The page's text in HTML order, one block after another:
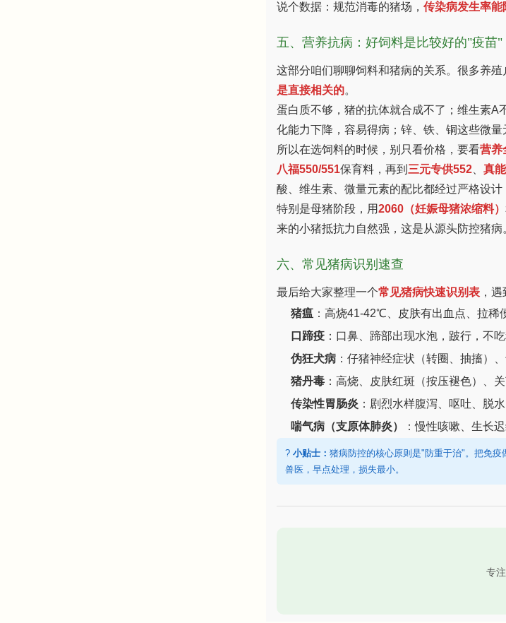
说个数据：规范消毒的猪场， 传染病发生率能
五、营养抗病：好饲料是比较好的"疫苗"
这部分咱们聊聊饲料和猪病的关系。很多养
是直接相关的。
蛋白质不够，猪的抗体就合成不了；维生素
化能力下降，容易得病；锌、铁、铜这些微
所以在选饲料的时候，别只看价格，要看营养
八福550/551保育料，再到 三元专供552 真
酸、维生素、微量元素的配比都经过严格设
特别是母猪阶段，用2060（妊娠母猪浓缩料）
来的小猪抵抗力自然强，这是从源头防控猪病
六、常见猪病识别速查
最后给大家整理一个常见猪病快速识别表 ，
猪瘟 ：高烧41-42℃、皮肤有出血点、拉稀
口蹄疫 ：口鼻、蹄部出现水泡，跛行，不
伪狂犬病 ：仔猪神经症状（转圈、抽搐）
猪丹毒 ：高烧、皮肤红斑（按压褪色）、
传染性胃肠炎 ：剧烈水样腹泻、呕吐、脱
喘气病（支原体肺炎）
：慢性咳嗽、生长
? 小贴士： 猪病防控的核心原则是"防重于治"。把免
兽医，早点处理，损失最小。
专